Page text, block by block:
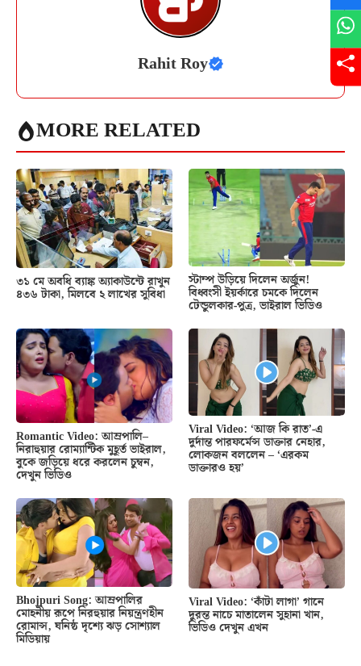
Rahit Roy
MORE RELATED
৩১ মে অবধি ব্যাঙ্ক অ্যাকাউন্টে রাখুন
৪৩৬ টাকা, মিলবে ২ লাখের সুবিধা
স্টাম্প উড়িয়ে দিলেন অর্জুন!
বিধ্বংসী ইয়র্কারে চমকে দিলেন
টেন্ডুলকার-পুত্র, ভাইরাল ভিডিও
Romantic Video: আম্রপালি–
নিরাহুয়ার রোম্যান্টিক মুহূর্ত ভাইরাল,
বুকে জড়িয়ে ধরে করলেন চুম্বন,
দেখুন ভিডিও
Viral Video: ‘আজ কি রাত’-এ
দুর্দান্ত পারফর্মেন্স ডাক্তার নেহার,
লোকজন বললেন – ‘এরকম
ডাক্তারও হয়’
Bhojpuri Song: আম্রপালির
মোহনীয় রূপে নিরহুয়ার নিয়ন্ত্রণহীন
রোমান্স, ঘনিষ্ঠ দৃশ্যে ঝড় সোশ্যাল
মিডিয়ায়
Viral Video: ‘কাঁটা লাগা’ গানে
দুরন্ত নাচে মাতালেন সুহানা খান,
ভিডিও দেখুন এখন